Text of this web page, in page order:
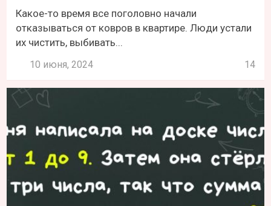
Какое-то время все поголовно начали
отказываться от ковров в квартире. Люди устали
их чистить, выбивать...
10 июня, 2024 14